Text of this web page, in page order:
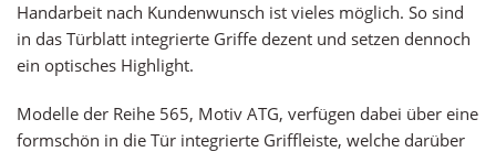
Handarbeit nach Kundenwunsch ist vieles möglich. So sind
in das Türblatt integrierte Griffe dezent und setzen dennoch
ein optisches Highlight.
Modelle der Reihe 565, Motiv ATG, verfügen dabei über eine
formschön in die Tür integrierte Griffleiste, welche darüber